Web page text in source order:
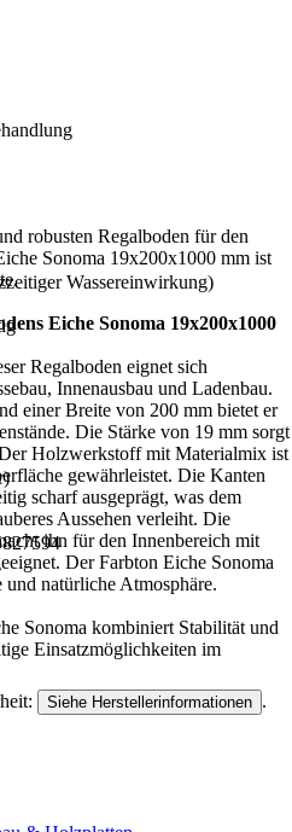
Wassereinwirkung)
robusten Regalboden für den
Sonoma 19x200x1000 mm ist
Eiche Sonoma 19x200x1000
Regalboden eignet sich
Innenausbau und Ladenbau.
einer Breite von 200 mm bietet er
Die Stärke von 19 mm sorgt
Holzwerkstoff mit Materialmix ist
gewährleistet. Die Kanten
scharf ausgeprägt, was dem
Aussehen verleiht. Die
ihn für den Innenbereich mit
Der Farbton Eiche Sonoma
natürliche Atmosphäre.
Sonoma kombiniert Stabilität und
Einsatzmöglichkeiten im
Siehe Herstellerinformationen .